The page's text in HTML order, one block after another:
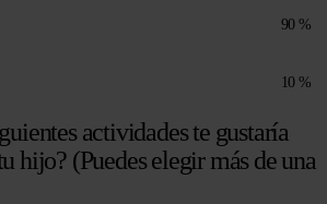
90 %
10 %
actividades te gustaría
hijo? (Puedes elegir más de una